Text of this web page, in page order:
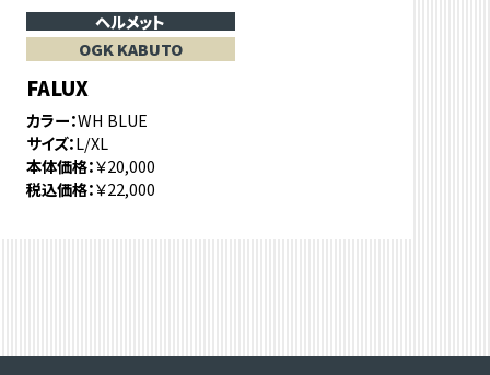
ヘルメット
OGK KABUTO
FALUX
カラー WH BLUE
サイズ L/XL
本体価格 ￥20,000
税込価格 ￥22,000